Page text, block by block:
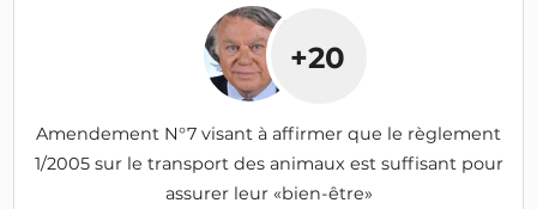
+20
Amendement N°7 visant à affirmer que le règlement
1/2005 sur le transport des animaux est suffisant pour
assurer leur «bien-être»